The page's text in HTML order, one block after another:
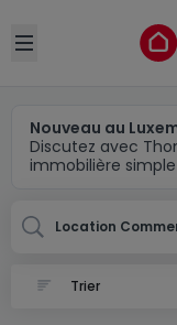
Open sidebar
Nouveau au
Discutez avec
immobilière
Location
Annuler